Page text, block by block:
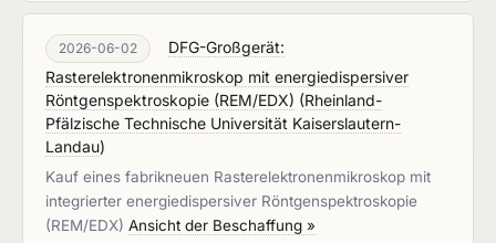
2026-06-02
DFG-Großgerät:
Rasterelektronenmikroskop mit energiedispersiver
Röntgenspektroskopie (REM/EDX) (Rheinland-
Pfälzische Technische Universität Kaiserslautern-
Landau)
Kauf eines fabrikneuen Rasterelektronenmikroskop mit
integrierter energiedispersiver Röntgenspektroskopie
(REM/EDX) Ansicht der Beschaffung »